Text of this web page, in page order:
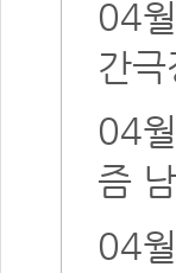
04
간극
04
즘
04